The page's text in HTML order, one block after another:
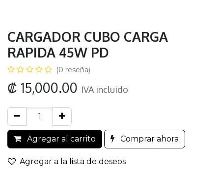
CARGADOR CUBO CARGA
RAPIDA 45W PD
(0 reseña)
₡ 15,000.00 IVA incluido
Agregar al carrito Comprar ahora
Agregar a la lista de deseos